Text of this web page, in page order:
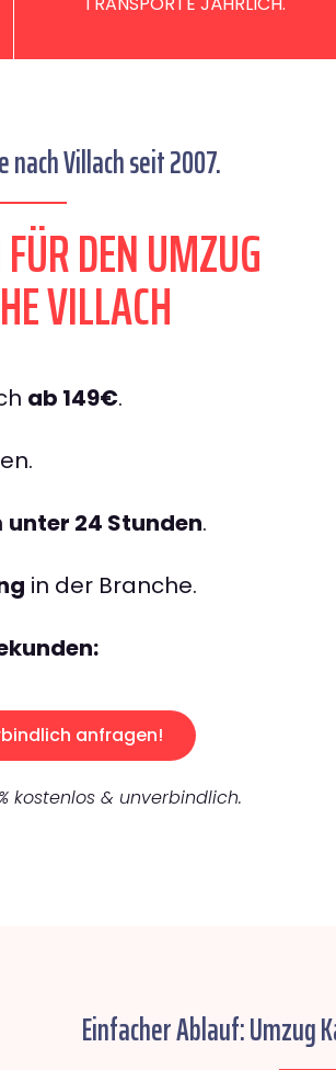
Villach seit 2007.
DEN UMZUG
VILLACH
ab 149€.
unter 24 Stunden.
in der Branche.
anfragen!
kostenlos & unverbindlich.
Einfacher Ablauf: Umzug